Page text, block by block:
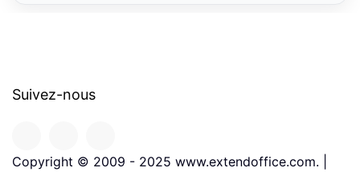
Suivez-nous
Copyright © 2009 - 2025 www.extendoffice.com. |